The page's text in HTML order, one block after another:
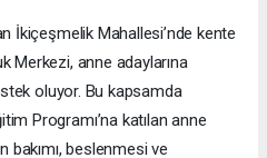
İkiçeşmelik Mahallesi’nde kente
Merkezi, anne adaylarına
oluyor. Bu kapsamda
Programı’na katılan anne
bakımı, beslenmesi ve